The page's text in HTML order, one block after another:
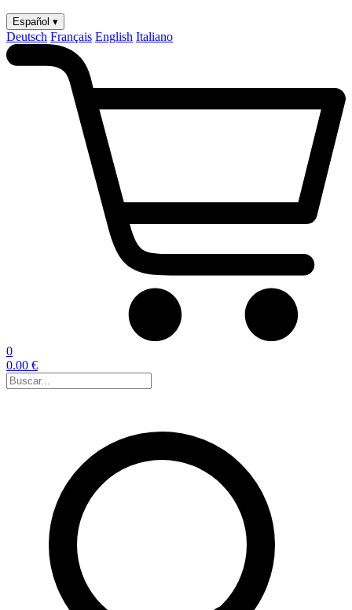
Español ▾
Deutsch Français English Italiano
0
0.00 €